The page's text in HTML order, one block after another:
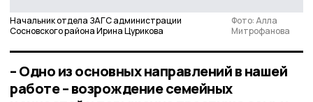
Начальник отдела ЗАГС администрации
Сосновского района Ирина Цурикова
Фото: Алла
Митрофанова
– Одно из основных направлений в нашей
работе – возрождение семейных